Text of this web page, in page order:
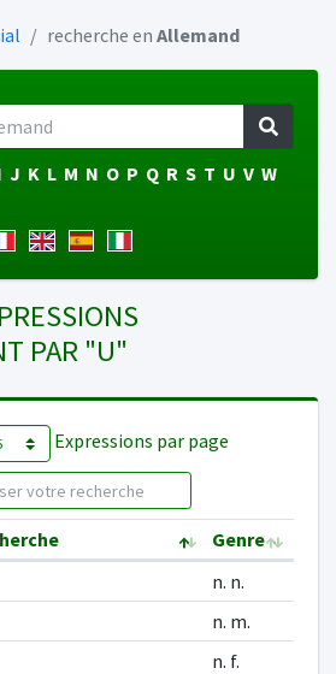
recherche en Allemand
J K L M N O P Q R S T U V W
PAR "U"
Expressions par page
Genre
n. n.
n. m.
n. f.